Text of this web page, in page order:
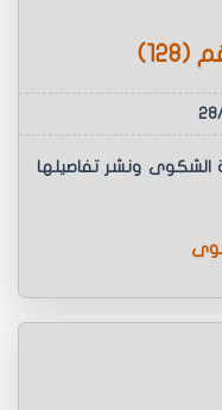
الشكوى ونشر تفاصيلها